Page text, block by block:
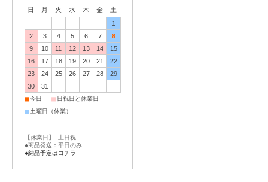
日 月 火 水 木 金
土
1
2
3 4 5 6 7
8
9
10 11 12 13 14
15
16
17 18 19 20 21
22
23
24 25 26 27 28
29
30
31
■今日 ■ 日祝日と休業日
■ 土曜日（休業）
【休業日】 土日祝
◆商品発送：平日のみ
◆納品予定はコチラ